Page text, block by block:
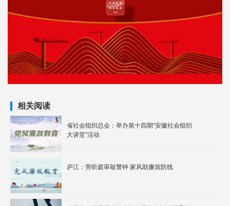
相关阅读
省社会组织总会：举办第十四期“安徽社会组织
大讲堂”活动
庐江：旁听庭审敲警钟 家风助廉筑防线